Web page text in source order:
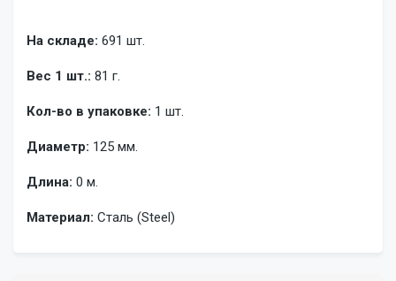
На складе: 691 шт.
Вес 1 шт.: 81 г.
Кол-во в упаковке: 1 шт.
Диаметр: 125 мм.
Длина: 0 м.
Материал: Сталь (Steel)